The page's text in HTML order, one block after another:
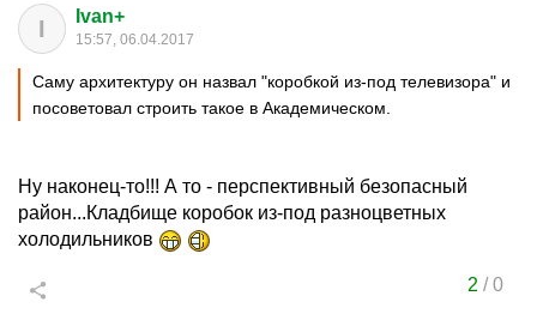
I Ivan+
15:57, 06.04.2017
Саму архитектуру он назвал "коробкой из-под телевизора" и
посоветовал строить такое в Академическом.
Ну наконец-то!!! А то - перспективный безопасный
район...Кладбище коробок из-под разноцветных
холодильников
2 /0